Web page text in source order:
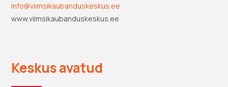
info@viimsikaubanduskeskus.ee
www.viimsikaubanduskeskus.ee
Keskus avatud